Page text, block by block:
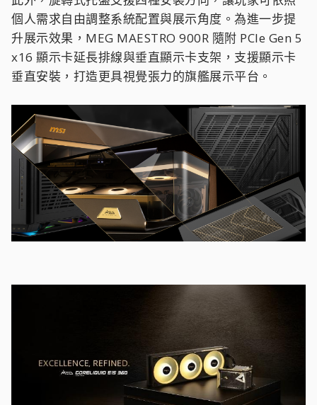
個人需求自由調整系統配置與展示角度。為進一步提
升展示效果，MEG MAESTRO 900R 隨附 PCIe Gen 5
x16 顯示卡延長排線與垂直顯示卡支架，支援顯示卡
垂直安裝，打造更具視覺張力的旗艦展示平台。